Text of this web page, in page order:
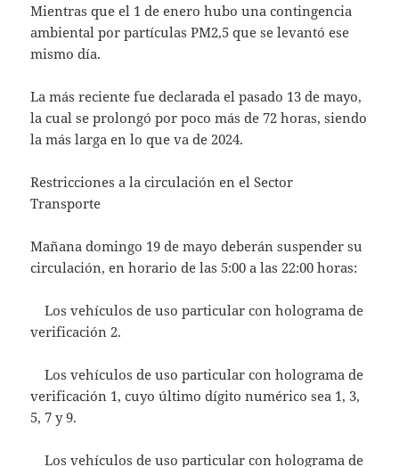
Mientras que el 1 de enero hubo una contingencia
ambiental por partículas PM2,5 que se levantó ese
mismo día.
La más reciente fue declarada el pasado 13 de mayo,
la cual se prolongó por poco más de 72 horas, siendo
la más larga en lo que va de 2024.
Restricciones a la circulación en el Sector
Transporte
Mañana domingo 19 de mayo deberán suspender su
circulación, en horario de las 5:00 a las 22:00 horas:
Los vehículos de uso particular con holograma de
verificación 2.
Los vehículos de uso particular con holograma de
verificación 1, cuyo último dígito numérico sea 1, 3,
5, 7 y 9.
Los vehículos de uso particular con holograma de